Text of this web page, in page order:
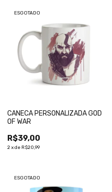
ESGOTADO
CANECA PERSONALIZADA GOD
OF WAR
R$39,00
2xde R$20,99
ESGOTADO